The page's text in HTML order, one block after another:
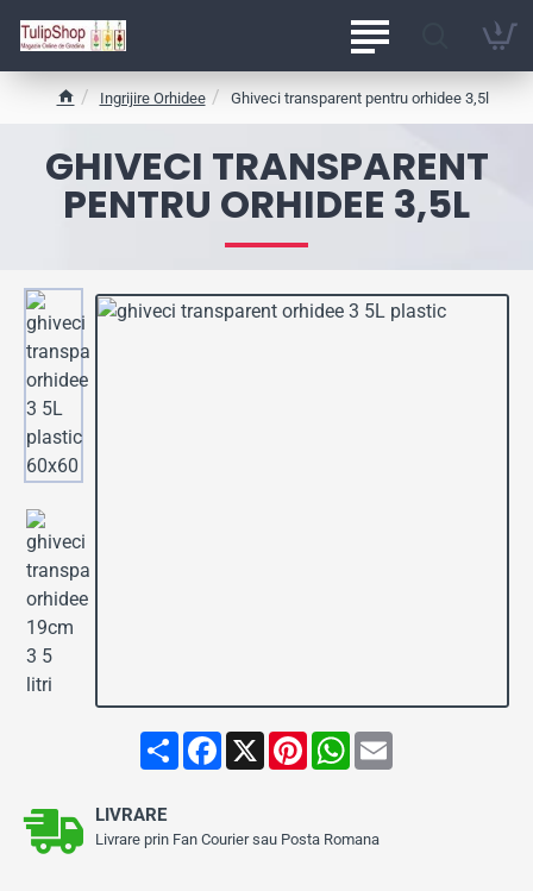
GHIVECI TRANSPARENT
PENTRU ORHIDEE 3,5L
m
e
Ingrijire Orhidee Ghiveci transparent pentru orhidee 3,5l
S
h
F
o
X
P
r
W
A
E
LIVRARE
Livrare prin Fan Courier sau Posta Romana